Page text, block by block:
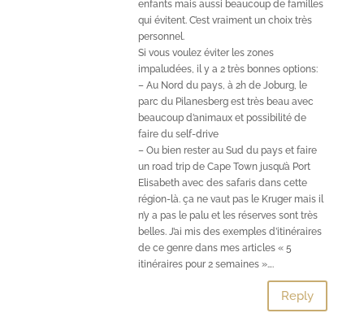
enfants mais aussi beaucoup de familles
qui évitent. C’est vraiment un choix très
personnel.
Si vous voulez éviter les zones
impaludées, il y a 2 très bonnes options:
– Au Nord du pays, à 2h de Joburg, le
parc du Pilanesberg est très beau avec
beaucoup d’animaux et possibilité de
faire du self-drive
– Ou bien rester au Sud du pays et faire
un road trip de Cape Town jusqu’à Port
Elisabeth avec des safaris dans cette
région-là. ça ne vaut pas le Kruger mais il
n’y a pas le palu et les réserves sont très
belles. J’ai mis des exemples d’itinéraires
de ce genre dans mes articles « 5
itinéraires pour 2 semaines »….
Reply